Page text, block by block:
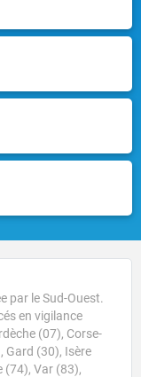
par le Sud-Ouest.
en vigilance
(07), Corse-
Gard (30), Isère
(74), Var (83),